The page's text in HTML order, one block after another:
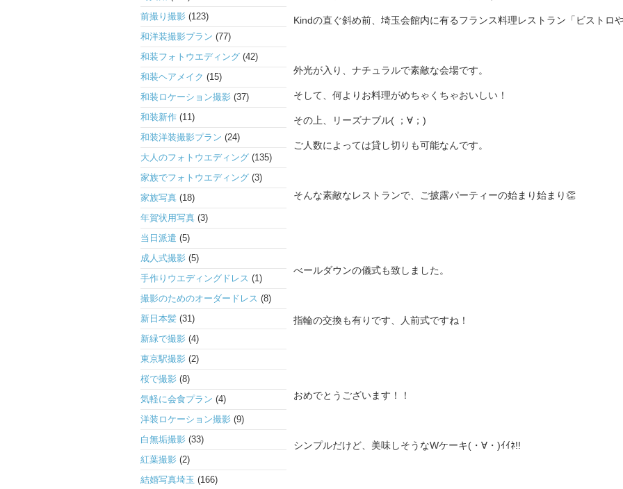
前撮り撮影 (123)
和洋装撮影プラン (77)
和装フォトウエディング (42)
和装ヘアメイク (15)
和装ロケーション撮影 (37)
和装新作 (11)
和装洋装撮影プラン (24)
大人のフォトウエディング (135)
家族でフォトウエディング (3)
家族写真 (18)
年賀状用写真 (3)
当日派遣 (5)
成人式撮影 (5)
手作りウエディングドレス (1)
撮影のためのオーダードレス (8)
新日本髪 (31)
新緑で撮影 (4)
東京駅撮影 (2)
桜で撮影 (8)
気軽に会食プラン (4)
洋装ロケーション撮影 (9)
白無垢撮影 (33)
紅葉撮影 (2)
結婚写真埼玉 (166)
Kindの直ぐ斜め前、埼玉会館内に有るフランス料理レストラン「ビストロや
外光が入り、ナチュラルで素敵な会場です。
そして、何よりお料理がめちゃくちゃおいしい！
その上、リーズナブル( ；∀；)
ご人数によっては貸し切りも可能なんです。
そんな素敵なレストランで、ご披露パーティーの始まり始まり👏
べールダウンの儀式も致しました。
指輪の交換も有りです、人前式ですね！
おめでとうございます！！
シンプルだけど、美味しそうなWケーキ(・∀・)ｲｲﾈ!!